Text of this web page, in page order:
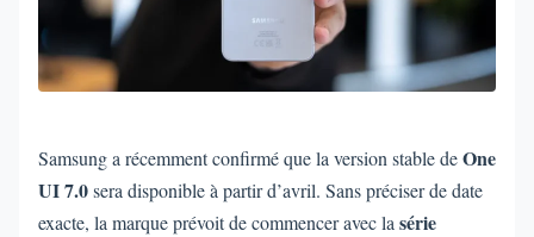
Samsung a récemment confirmé que la version stable deOne
UI 7.0sera disponible à partir d’avril. Sans préciser de date
exacte, la marque prévoit de commencer avec la série